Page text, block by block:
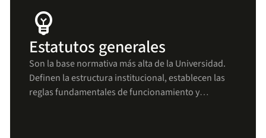
emoji_objects
Estatutos generales
Son la base normativa más alta de la Universidad.
Definen la estructura institucional, establecen las
reglas fundamentales de funcionamiento y